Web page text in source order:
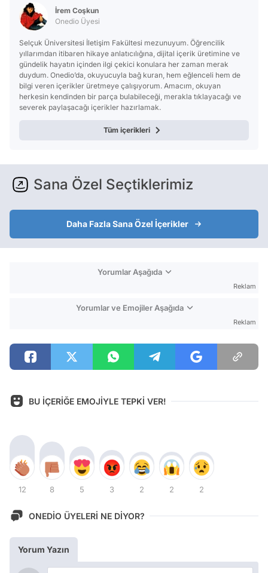
İrem Coşkun
Onedio Üyesi
Selçuk Üniversitesi İletişim Fakültesi mezunuyum. Öğrencilik
yıllarımdan itibaren hikaye anlatıcılığına, dijital içerik üretimine ve
gündelik hayatın içinden ilgi çekici konulara her zaman merak
duydum. Onedio’da, okuyucuyla bağ kuran, hem eğlenceli hem de
bilgi veren içerikler üretmeye çalışıyorum. Amacım, okuyan
herkesin kendinden bir parça bulabileceği, merakla tıklayacağı ve
severek paylaşacağı içerikler hazırlamak.
Tüm içerikleri
Sana Özel Seçtiklerimiz
Daha Fazla Sana Özel İçerikler
Yorumlar Aşağıda
Reklam
Yorumlar ve Emojiler Aşağıda
Reklam
BU İÇERİĞE EMOJİYLE TEPKİ VER!
12 8 5 3 2 2 2
ONEDİO ÜYELERİ NE DİYOR?
Yorum Yazın